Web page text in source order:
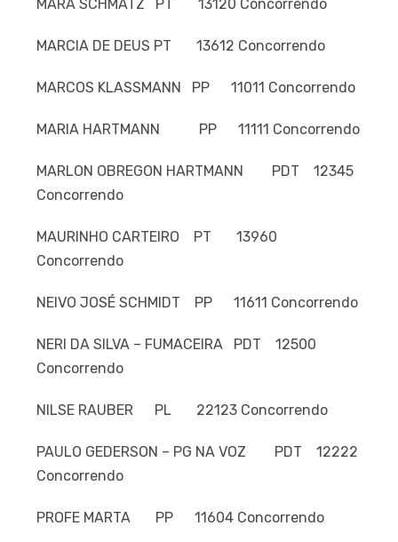
MARA SCHMATZ PT 13120 Concorrendo
MARCIA DE DEUS PT 13612 Concorrendo
MARCOS KLASSMANN PP 11011 Concorrendo
MARIA HARTMANN PP 11111 Concorrendo
MARLON OBREGON HARTMANN PDT 12345
Concorrendo
MAURINHO CARTEIRO PT 13960
Concorrendo
NEIVO JOSÉ SCHMIDT PP 11611 Concorrendo
NERI DA SILVA – FUMACEIRA PDT 12500
Concorrendo
NILSE RAUBER PL 22123 Concorrendo
PAULO GEDERSON – PG NA VOZ PDT 12222
Concorrendo
PROFE MARTA PP 11604 Concorrendo